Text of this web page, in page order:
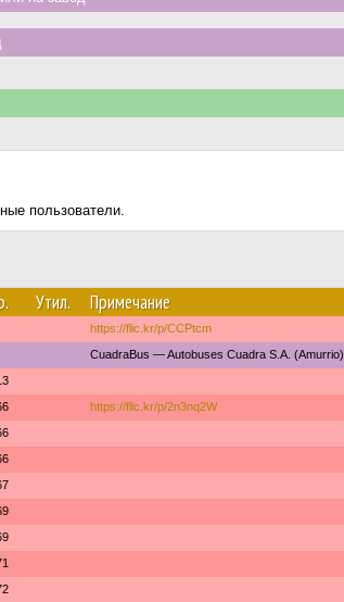
пользователи.
Утил. Примечание
https://flic.kr/p/CCPtcm
CuadraBus — Autobuses Cuadra S.A. (Amurrio)
https://flic.kr/p/2n3nq2W